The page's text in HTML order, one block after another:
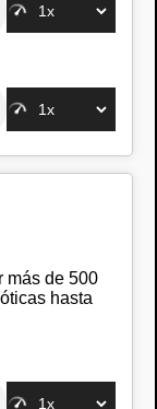
más de 500
hasta